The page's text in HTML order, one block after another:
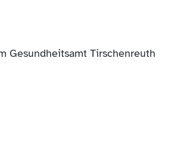
Gesundheitsamt Tirschenreuth